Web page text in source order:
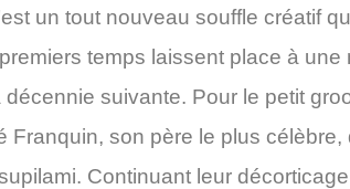
un tout nouveau souffle créatif
temps laissent place à
suivante. Pour le petit
Franquin, son père le plus
Continuant leur